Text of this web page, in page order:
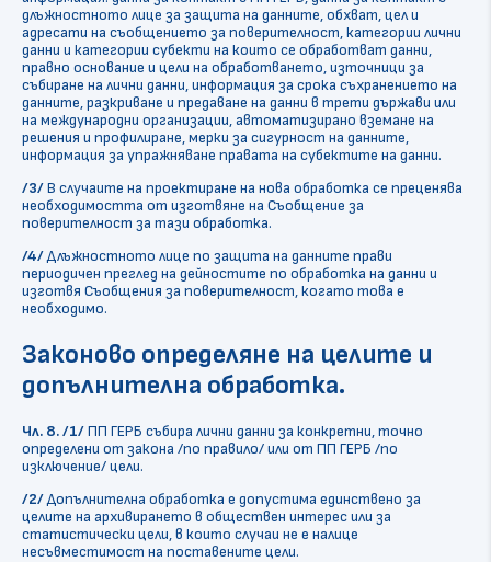
длъжностното лице за защита на данните, обхват, цел и
адресати на съобщението за поверителност, категории лични
данни и категории субекти на които се обработват данни,
правно основание и цели на обработването, източници за
събиране на лични данни, информация за срока съхранението на
данните, разкриване и предаване на данни в трети държави или
на международни организации, автоматизирано вземане на
решения и профилиране, мерки за сигурност на данните,
информация за упражняване правата на субектите на данни.
/3/В случаите на проектиране на нова обработка се преценява
необходимостта от изготвяне на Съобщение за
поверителност за тази обработка.
/4/Длъжностното лице по защита на данните прави
периодичен преглед на дейностите по обработка на данни и
изготвя Съобщения за поверителност, когато това е
необходимо.
Законово определяне на целите и
допълнителна обработка.
Чл. 8. /1/ПП ГЕРБ събира лични данни за конкретни, точно
определени от закона /по правило/ или от ПП ГЕРБ /по
изключение/ цели.
/2/Допълнителна обработка е допустима единствено за
целите на архивирането в обществен интерес или за
статистически цели, в които случаи не е налице
несъвместимост на поставените цели.